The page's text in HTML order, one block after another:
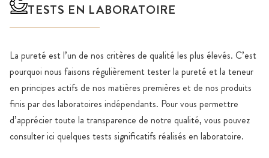
TESTS EN LABORATOIRE
La pureté est l’un de nos critères de qualité les plus élevés. C’est
pourquoi nous faisons régulièrement tester la pureté et la teneur
en principes actifs de nos matières premières et de nos produits
finis par des laboratoires indépendants. Pour vous permettre
d’apprécier toute la transparence de notre qualité, vous pouvez
consulter ici quelques tests significatifs réalisés en laboratoire.